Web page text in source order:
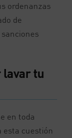
ordenanzas
de
lavar tu
en toda
esta cuestión